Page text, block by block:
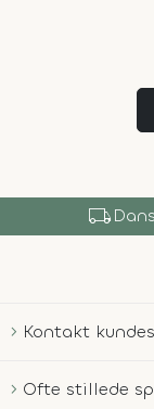
local_shipping
Kontakt
Ofte stillede